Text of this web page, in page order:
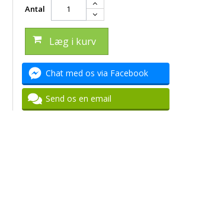
Antal
Læg i kurv
Chat med os via Facebook
Send os en email